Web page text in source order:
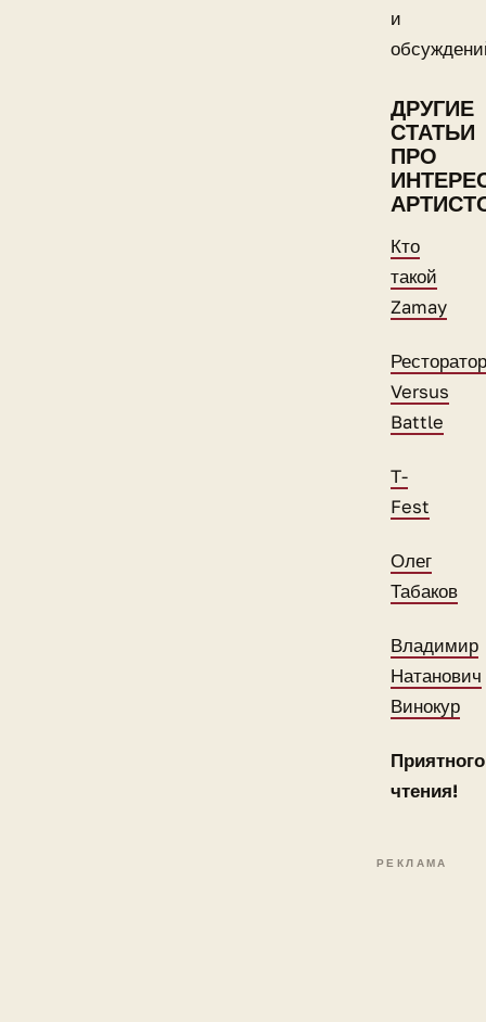
и
ДРУГИЕ
СТАТЬИ
ПРО
Кто
такой
Zamay
Ресторатор
Versus
Battle
T-
Fest
Олег
Табаков
Владимир
Натанович
Винокур
Приятного
чтения!
РЕКЛАМА